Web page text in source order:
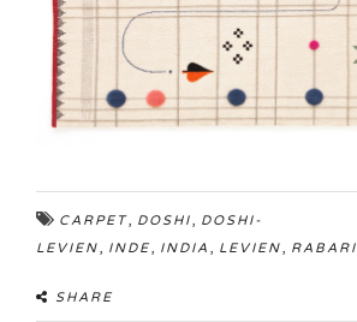
CARPET, DOSHI, DOSHI-
LEVIEN, INDE, INDIA , LEVIEN, RABARI
SHARE